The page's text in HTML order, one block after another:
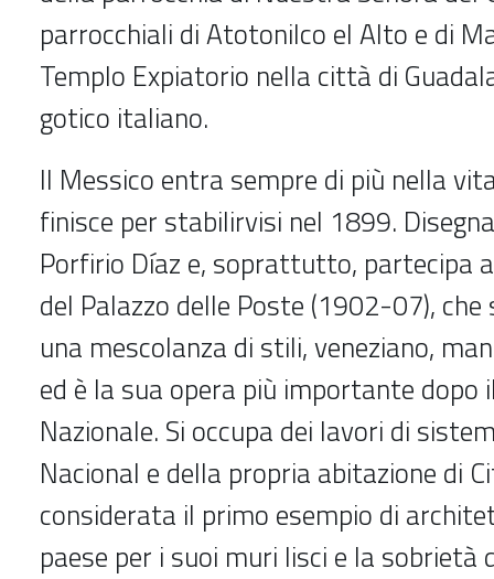
parrocchiali di Atotonilco el Alto e di
Templo Expiatorio nella città di
gotico italiano.
Il Messico entra sempre di più nella
finisce per stabilirvisi nel 1899.
Porfirio Díaz e, soprattutto, partecipa
del Palazzo delle Poste (1902-07),
una mescolanza di stili, veneziano,
ed è la sua opera più importante dopo
Nazionale. Si occupa dei lavori di
Nacional e della propria abitazione di
considerata il primo esempio di
paese per i suoi muri lisci e la sobrietà